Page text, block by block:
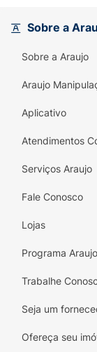
Sobre a
Sobre a Araujo
Araujo
Aplicativo
Atendimentos
Serviços Araujo
Fale Conosco
Lojas
Programa
Trabalhe
Seja um
Ofereça seu